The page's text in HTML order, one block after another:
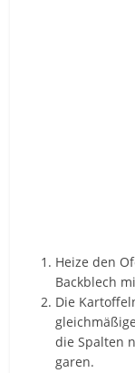
Heize den
Backblech
Die
die Spalten
garen.